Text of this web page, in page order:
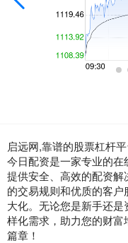
启远网,靠谱的股票杠杆
今日配资是一家专业的
提供安全、高效的配资
的交易规则和优质的客
大化。无论您是新手还
样化需求，助力您的财
篇章！